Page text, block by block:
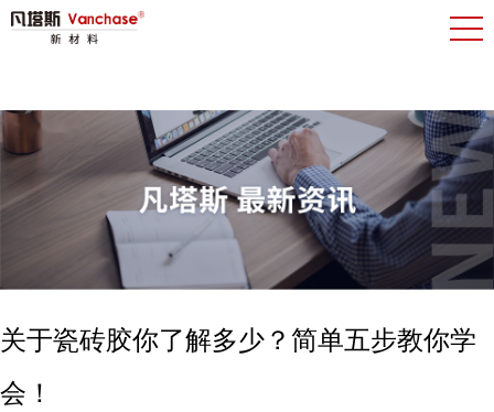
关于瓷砖胶你了解多少？简单五步教你学
会！